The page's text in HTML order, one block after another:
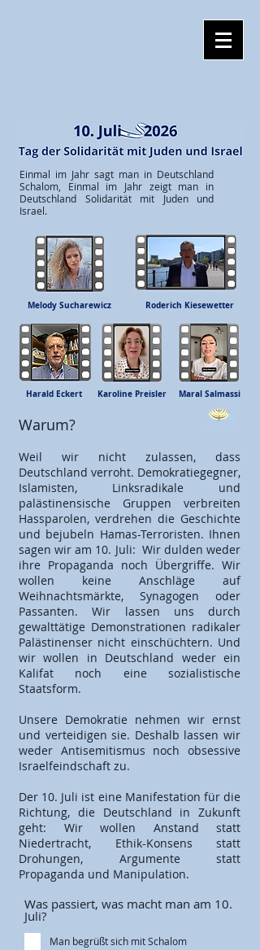
Einmal im Jahr sagt man in Deutschland
Schalom, Einmal im Jahr zeigt man in
Deutschland Solidarität mit Juden und
Israel.
Melody Sucharewicz Roderich Kiesewetter
Harald Eckert Karoline Preisler Maral Salmassi
Warum?​
Weil wir nicht zulassen, dass
Deutschland verroht. Demokratiegegner,
Islamisten, Linksradikale und
palästinensische Gruppen verbreiten
Hassparolen, verdrehen die Geschichte
und bejubeln Hamas-Terroristen. Ihnen
sagen wir am 10. Juli: Wir dulden weder
ihre Propaganda noch Übergriffe. Wir
wollen keine Anschläge auf
Weihnachtsmärkte, Synagogen oder
Passanten. Wir lassen uns durch
gewalttätige Demonstrationen radikaler
Palästinenser nicht einschüchtern. Und
wir wollen in Deutschland weder ein
Kalifat noch eine sozialistische
Staatsform.
Unsere Demokratie nehmen wir ernst
und verteidigen sie. Deshalb lassen wir
weder Antisemitismus noch obsessive
Israelfeindschaft zu.
Der 10. Juli ist eine Manifestation für die
Richtung, die Deutschland in Zukunft
geht: Wir wollen Anstand statt
Niedertracht, Ethik-Konsens statt
Drohungen, Argumente statt
Propaganda und Manipulation.
Was passiert, was macht man am 10.
Juli?
Man begrüßt sich mit Schalom